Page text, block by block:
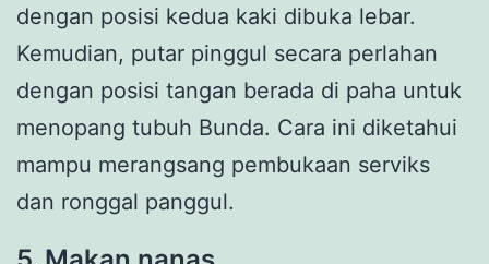
dengan posisi kedua kaki dibuka lebar.
Kemudian, putar pinggul secara perlahan
dengan posisi tangan berada di paha untuk
menopang tubuh Bunda. Cara ini diketahui
mampu merangsang pembukaan serviks
dan ronggal panggul.